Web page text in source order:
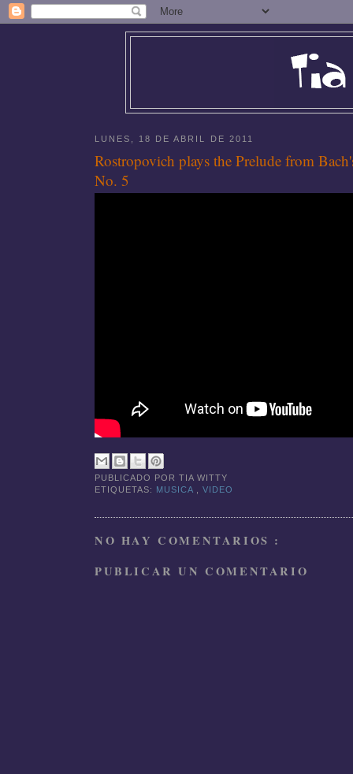
LUNES, 18 DE ABRIL DE 2011
Rostropovich plays the Prelude from
No. 5
PUBLICADO PORTIA WITTY
ETIQUETAS: MUSICA ,VIDEO
NO HAY COMENTARIOS :
PUBLICAR UN COMENTARIO